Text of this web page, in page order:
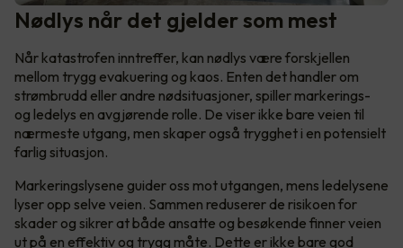
Nødlys når det gjelder som mest
Når katastrofen inntreffer, kan nødlys være forskjellen
mellom trygg evakuering og kaos. Enten det handler om
strømbrudd eller andre nødsituasjoner, spiller markerings-
og ledelys en avgjørende rolle. De viser ikke bare veien til
nærmeste utgang, men skaper også trygghet i en potensielt
farlig situasjon.
Markeringslysene guider oss mot utgangen, mens ledelysene
lyser opp selve veien. Sammen reduserer de risikoen for
skader og sikrer at både ansatte og besøkende finner veien
ut på en effektiv og trygg måte. Dette er ikke bare god